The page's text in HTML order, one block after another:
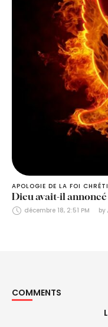
APOLOGIE DE LA FOI
Dieu avait-il annoncé
décembre 18, 2:51 PM by
COMMENTS